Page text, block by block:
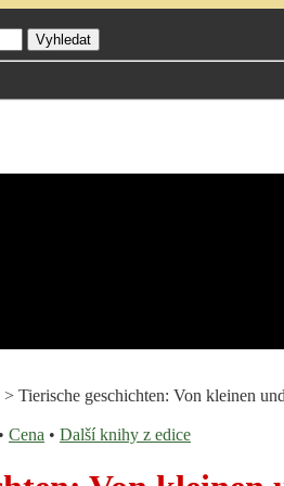
> Tierische geschichten: Von kleinen
• Cena • Další knihy z edice